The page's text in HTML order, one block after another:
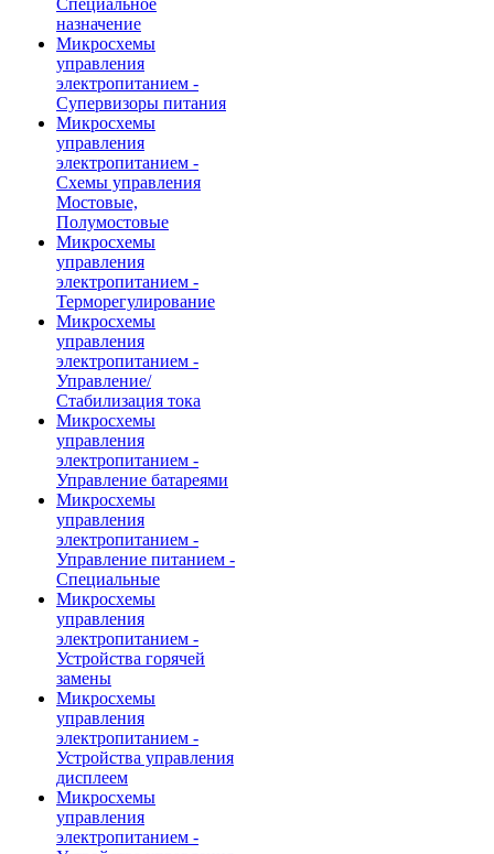
Специальное
назначение
Микросхемы
управления
электропитанием -
Супервизоры питания
Микросхемы
управления
электропитанием -
Схемы управления
Мостовые,
Полумостовые
Микросхемы
управления
электропитанием -
Терморегулирование
Микросхемы
управления
электропитанием -
Управление/
Стабилизация тока
Микросхемы
управления
электропитанием -
Управление батареями
Микросхемы
управления
электропитанием -
Управление питанием -
Специальные
Микросхемы
управления
электропитанием -
Устройства горячей
замены
Микросхемы
управления
электропитанием -
Устройства управления
дисплеем
Микросхемы
управления
электропитанием -